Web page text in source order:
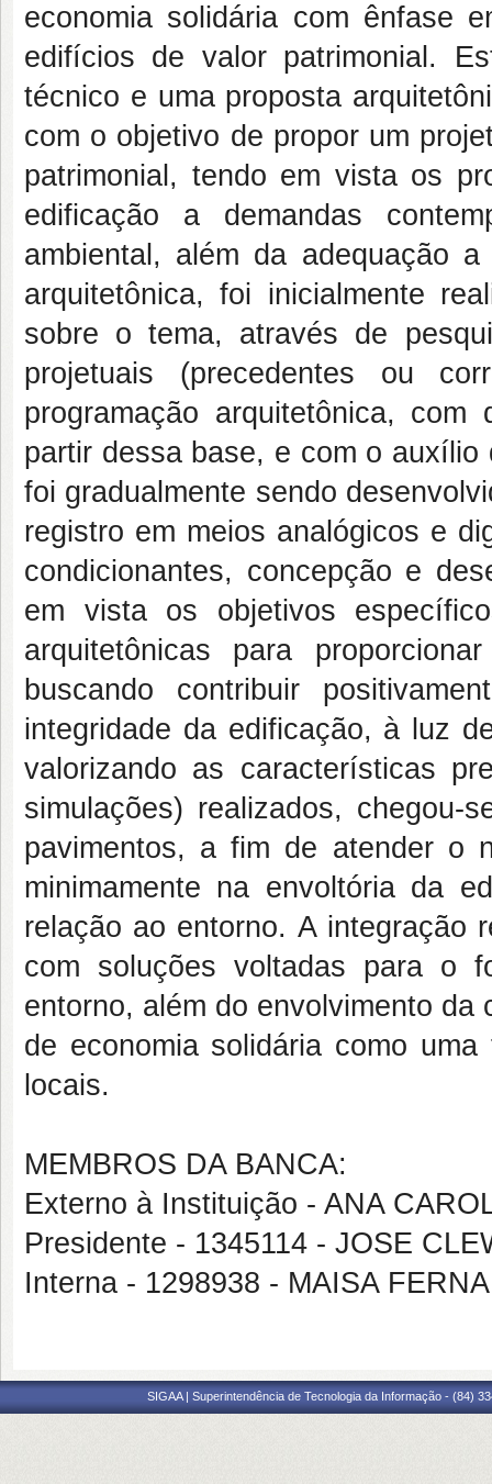
economia solidária com ênfase
edifícios de valor patrimonial.
técnico e uma proposta
com o objetivo de propor um
patrimonial, tendo em vista os
edificação a demandas
ambiental, além da adequação
arquitetônica, foi inicialmente
sobre o tema, através de
projetuais (precedentes ou
programação arquitetônica,
partir dessa base, e com o
foi gradualmente sendo
registro em meios analógicos e
condicionantes, concepção e
em vista os objetivos
arquitetônicas para
buscando contribuir
integridade da edificação, à luz
valorizando as características
simulações) realizados,
pavimentos, a fim de atender o
minimamente na envoltória da
relação ao entorno. A integração
com soluções voltadas para o
entorno, além do envolvimento
de economia solidária como
locais.
MEMBROS DA BANCA:
Externo à Instituição - ANA
Presidente - 1345114 - JOSE
Interna - 1298938 - MAISA
SIGAA | Superintendência de Tecnologia da Informação - (84)